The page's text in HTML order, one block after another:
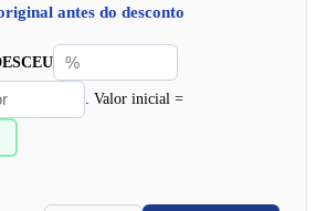
antes do desconto
. Valor inicial =